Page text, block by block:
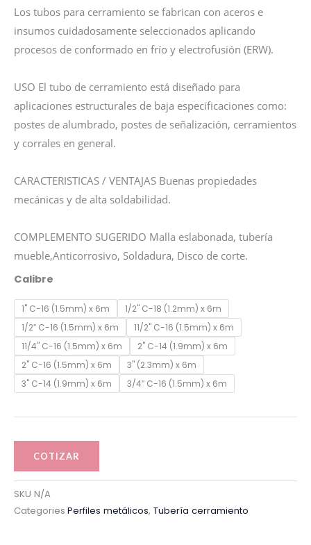
Los tubos para cerramiento se fabrican con aceros e
insumos cuidadosamente seleccionados aplicando
procesos de conformado en frío y electrofusión (ERW).
USO El tubo de cerramiento está diseñado para
aplicaciones estructurales de baja especificaciones como:
postes de alumbrado, postes de señalización, cerramientos
y corrales en general.
CARACTERISTICAS / VENTAJAS Buenas propiedades
mecánicas y de alta soldabilidad.
COMPLEMENTO SUGERIDO Malla eslabonada, tubería
mueble,Anticorrosivo, Soldadura, Disco de corte.
Calibre
1" C-16 (1.5mm) x 6m
1/2" C-18 (1.2mm) x 6m
1/2″ C-16 (1.5mm) x 6m
11/2" C-16 (1.5mm) x 6m
11/4" C-16 (1.5mm) x 6m
2" C-14 (1.9mm) x 6m
2" C-16 (1.5mm) x 6m
3" (2.3mm) x 6m
3" C-14 (1.9mm) x 6m
3/4″ C-16 (1.5mm) x 6m
TUBO
NEGRO
cantidad
COTIZAR
SKU N/A
Categories Perfiles metálicos, Tubería cerramiento